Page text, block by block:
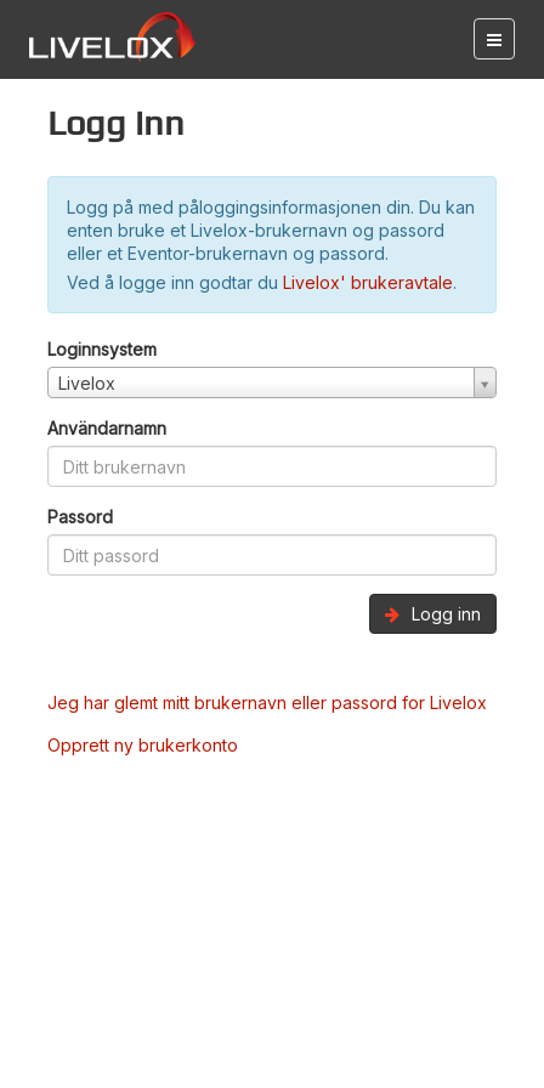
Logg inn
Logg på med påloggingsinformasjonen din. Du kan
enten bruke et Livelox-brukernavn og passord
eller et Eventor-brukernavn og passord.
Ved å logge inn godtar du Livelox' brukeravtale.
Loginnsystem
Livelox
Användarnamn
Passord
Logg inn
Jeg har glemt mitt brukernavn eller passord for Livelox
Opprett ny brukerkonto